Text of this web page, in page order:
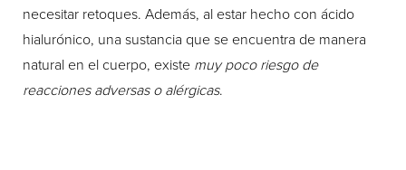
necesitar retoques. Además, al estar hecho con ácido
hialurónico, una sustancia que se encuentra de manera
natural en el cuerpo, existe muy poco riesgo de
reacciones adversas o alérgicas.